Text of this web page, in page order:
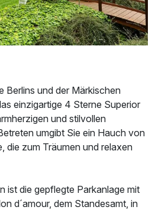
p.P. ab260,00 €
Berlins und der Märkischen
einzigartige 4 Sterne Superior
und stilvollen
umgibt Sie ein Hauch von
die zum Träumen und relaxen
ist die gepflegte Parkanlage mit
d´amour, dem Standesamt, in